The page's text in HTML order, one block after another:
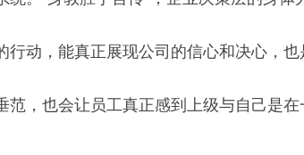
行动，能真正展现公司的信心和决心，也
范，也会让员工真正感到上级与自己是